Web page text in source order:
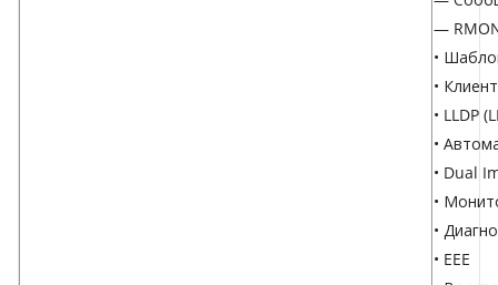
—
•
•
• LLDP
•
• Dual
•
•
• EEE